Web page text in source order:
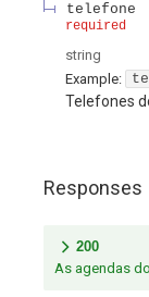
telefone
required
string
Example:
Telefones
Responses
200
As agendas